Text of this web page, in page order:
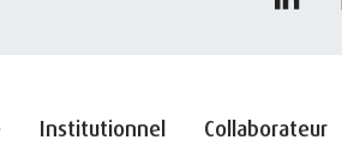
Institutionnel Collaborateur